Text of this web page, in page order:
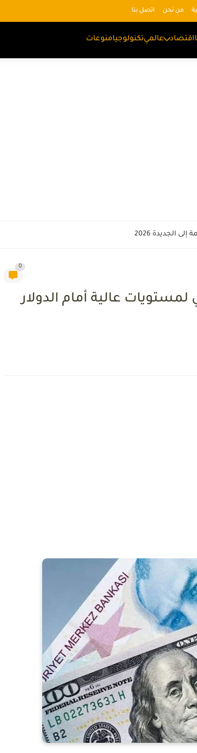
من نحن اتصل بنا
اقتصاد عالميتكنولوجيامنوعات
الجديدة 2026
0
لمستويات عالية أمام الدولار